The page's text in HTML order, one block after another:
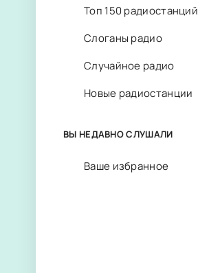
Топ 150 радиостанций
Слоганы радио
Случайное радио
Новые радиостанции
ВЫ НЕДАВНО СЛУШАЛИ
Ваше избранное